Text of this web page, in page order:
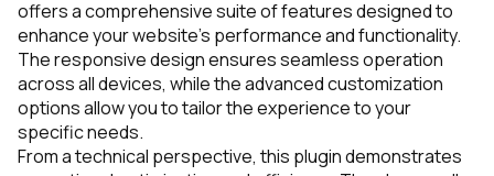
offers a comprehensive suite of features designed to
enhance your website's performance and functionality.
The responsive design ensures seamless operation
across all devices, while the advanced customization
options allow you to tailor the experience to your
specific needs.
From a technical perspective, this plugin demonstrates